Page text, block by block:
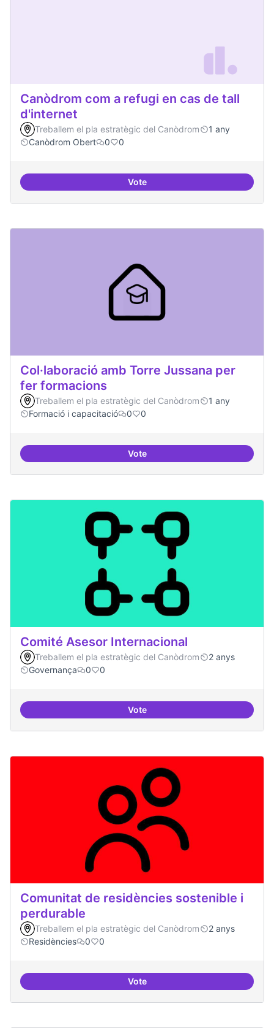
Canòdrom com a refugi en cas de tall
d'internet
Treballem el pla estratègic del Canòdrom
1 any
Canòdrom Obert
0 0
VoteCanòdrom com a refugi en cas
Col·laboració amb Torre Jussana per
fer formacions
Treballem el pla estratègic del Canòdrom
1 any
Formació i capacitació
0 0
VoteCol·laboració amb Torre
Comité Asesor Internacional
Treballem el pla estratègic del Canòdrom
2 anys
Governança
0 0
VoteComité Asesor Internacional
Comunitat de residències sostenible i
perdurable
Treballem el pla estratègic del Canòdrom
2 anys
Residències
0 0
Vote Comunitat